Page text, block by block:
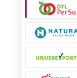
OD NAVODNOG
HRVATI GA